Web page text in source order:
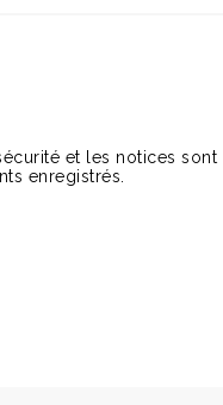
et les notices sont
enregistrés.